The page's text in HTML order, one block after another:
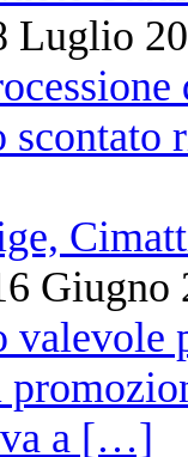
Luglio
Giugno